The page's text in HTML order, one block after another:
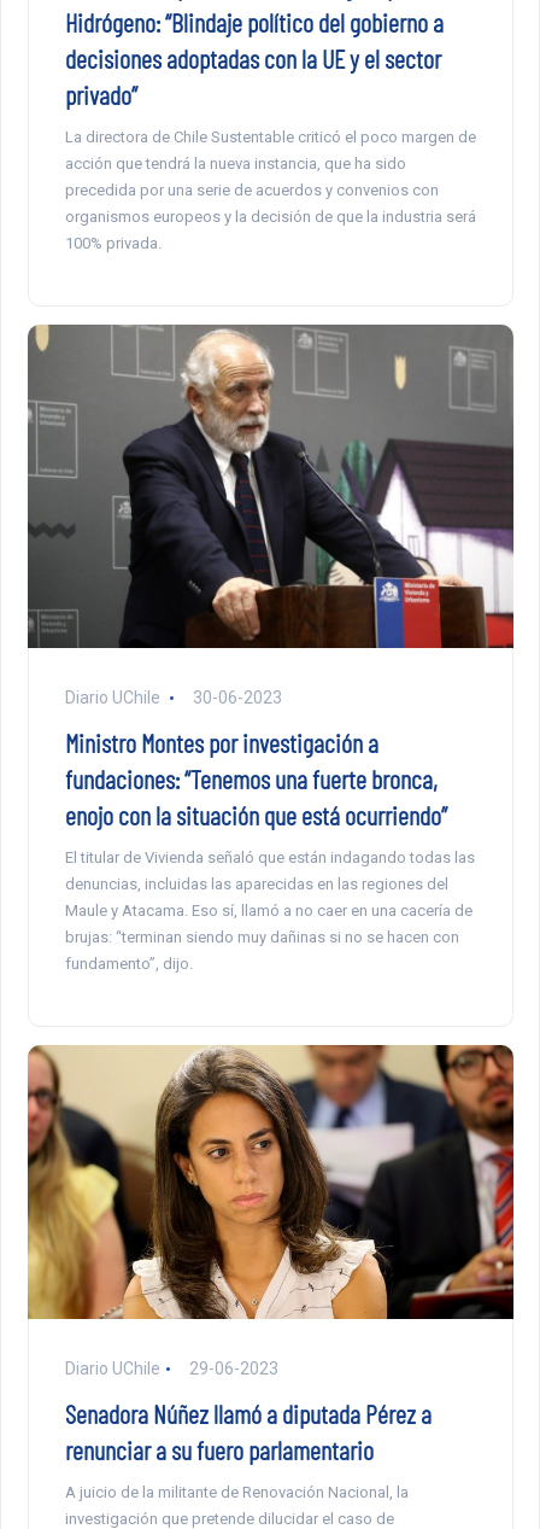
Hidrógeno: “Blindaje político del gobierno a
decisiones adoptadas con la UE y el sector
privado”
La directora de Chile Sustentable criticó el poco margen de
acción que tendrá la nueva instancia, que ha sido
precedida por una serie de acuerdos y convenios con
organismos europeos y la decisión de que la industria será
100% privada.
Diario UChile 30-06-2023
Ministro Montes por investigación a
fundaciones: “Tenemos una fuerte bronca,
enojo con la situación que está ocurriendo”
El titular de Vivienda señaló que están indagando todas las
denuncias, incluidas las aparecidas en las regiones del
Maule y Atacama. Eso sí, llamó a no caer en una cacería de
brujas: “terminan siendo muy dañinas si no se hacen con
fundamento”, dijo.
Diario UChile 29-06-2023
Senadora Núñez llamó a diputada Pérez a
renunciar a su fuero parlamentario
A juicio de la militante de Renovación Nacional, la
investigación que pretende dilucidar el caso de